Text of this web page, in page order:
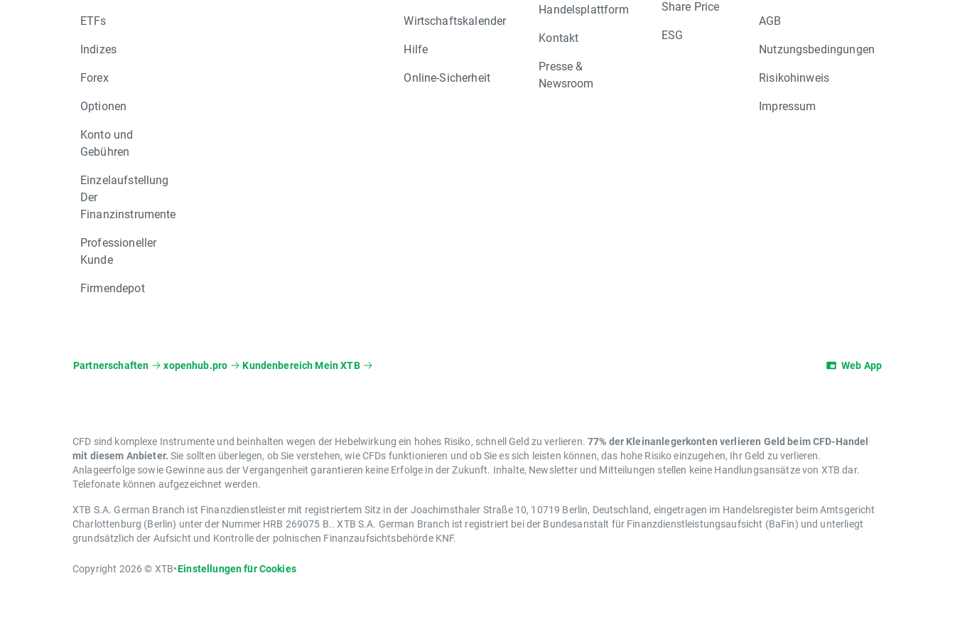
ETFs
Indizes
Forex
Optionen
Konto und
Gebühren
Einzelaufstellung
Der
Finanzinstrumente
Professioneller
Kunde
Firmendepot
Wirtschaftskalender
Hilfe
Online-Sicherheit
Handelsplattform
Kontakt
Presse &
Newsroom
Share Price
ESG
AGB
Nutzungsbedingungen
Risikohinweis
Impressum
Partnerschaften xopenhub.pro Kundenbereich Mein XTB Web App
CFD sind komplexe Instrumente und beinhalten wegen der Hebelwirkung ein hohes Risiko, schnell Geld zu verlieren. 77% der Kleinanlegerkonten verlieren Geld beim CFD-Handel
mit diesem Anbieter. Sie sollten überlegen, ob Sie verstehen, wie CFDs funktionieren und ob Sie es sich leisten können, das hohe Risiko einzugehen, Ihr Geld zu verlieren.
Anlageerfolge sowie Gewinne aus der Vergangenheit garantieren keine Erfolge in der Zukunft. Inhalte, Newsletter und Mitteilungen stellen keine Handlungsansätze von XTB dar.
Telefonate können aufgezeichnet werden.
XTB S.A. German Branch ist Finanzdienstleister mit registriertem Sitz in der Joachimsthaler Straße 10, 10719 Berlin, Deutschland, eingetragen im Handelsregister beim Amtsgericht
Charlottenburg (Berlin) unter der Nummer HRB 269075 B.. XTB S.A. German Branch ist registriert bei der Bundesanstalt für Finanzdienstleistungsaufsicht (BaFin) und unterliegt
grundsätzlich der Aufsicht und Kontrolle der polnischen Finanzaufsichtsbehörde KNF.
Copyright 2026 © XTB•Einstellungen für Cookies